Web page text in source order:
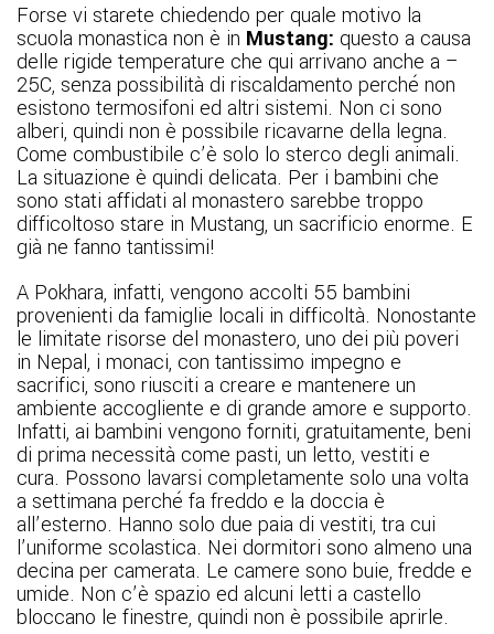
Forse vi starete chiedendo per quale motivo la
scuola monastica non è in Mustang: questo a causa
delle rigide temperature che qui arrivano anche a –
25C, senza possibilità di riscaldamento perché non
esistono termosifoni ed altri sistemi. Non ci sono
alberi, quindi non è possibile ricavarne della legna.
Come combustibile c’è solo lo sterco degli animali.
La situazione è quindi delicata. Per i bambini che
sono stati affidati al monastero sarebbe troppo
difficoltoso stare in Mustang, un sacrificio enorme. E
già ne fanno tantissimi!
A Pokhara, infatti, vengono accolti 55 bambini
provenienti da famiglie locali in difficoltà. Nonostante
le limitate risorse del monastero, uno dei più poveri
in Nepal, i monaci, con tantissimo impegno e
sacrifici, sono riusciti a creare e mantenere un
ambiente accogliente e di grande amore e supporto.
Infatti, ai bambini vengono forniti, gratuitamente, beni
di prima necessità come pasti, un letto, vestiti e
cura. Possono lavarsi completamente solo una volta
a settimana perché fa freddo e la doccia è
all’esterno. Hanno solo due paia di vestiti, tra cui
l’uniforme scolastica. Nei dormitori sono almeno una
decina per camerata. Le camere sono buie, fredde e
umide. Non c’è spazio ed alcuni letti a castello
bloccano le finestre, quindi non è possibile aprirle.